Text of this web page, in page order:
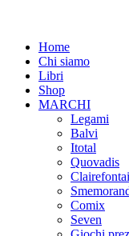
Home
Chi siamo
Libri
Shop
MARCHI
Legami
Balvi
Itotal
Quovadis
Comix
Seven